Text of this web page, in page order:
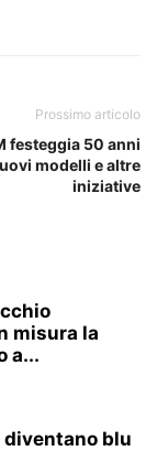
Prossimo articolo
festeggia 50 anni
modelli e altre
iniziative
misura la
a...
blu